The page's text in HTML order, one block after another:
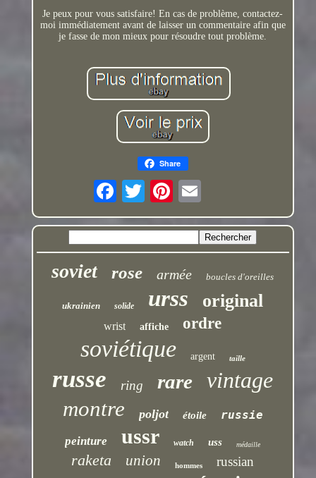
Je peux pour vous satisfaire! En cas de problème, contactez-
moi immédiatement avant de laisser un commentaire afin que
je fasse de mon mieux pour résoudre tout problème.
Share
soviet rose armée boucles d'oreilles
ukrainien solide urss original
wrist affiche ordre
soviétique argent taille
russe ring rare vintage
montre poljot étoile
russie
peinture
ussr watch uss médaille
raketa union hommes russian